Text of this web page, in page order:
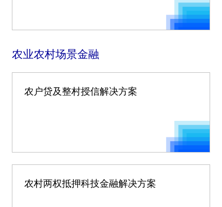
农业农村场景金融
农户贷及整村授信解决方案
农村两权抵押科技金融解决方案